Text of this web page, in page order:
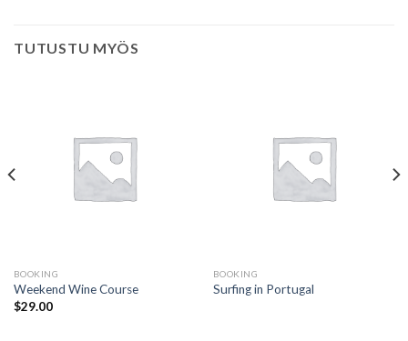
TUTUSTU MYÖS
BOOKING
Weekend Wine Course
$29.00
BOOKING
Surfing in Portugal